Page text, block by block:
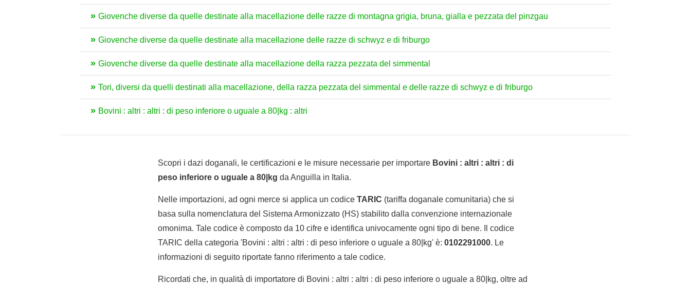
Giovenche diverse da quelle destinate alla macellazione delle razze di montagna grigia, bruna, gialla e pezzata del pinzgau
Giovenche diverse da quelle destinate alla macellazione delle razze di schwyz e di friburgo
Giovenche diverse da quelle destinate alla macellazione della razza pezzata del simmental
Tori, diversi da quelli destinati alla macellazione, della razza pezzata del simmental e delle razze di schwyz e di friburgo
Bovini : altri : altri : di peso inferiore o uguale a 80|kg : altri
Scopri i dazi doganali, le certificazioni e le misure necessarie per importare Bovini : altri : altri : di
peso inferiore o uguale a 80|kg da Anguilla in Italia.
Nelle importazioni, ad ogni merce si applica un codice TARIC (tariffa doganale comunitaria) che si
basa sulla nomenclatura del Sistema Armonizzato (HS) stabilito dalla convenzione internazionale
omonima. Tale codice è composto da 10 cifre e identifica univocamente ogni tipo di bene. Il codice
TARIC della categoria 'Bovini : altri : altri : di peso inferiore o uguale a 80|kg' è: 0102291000. Le
informazioni di seguito riportate fanno riferimento a tale codice.
Ricordati che, in qualità di importatore di Bovini : altri : altri : di peso inferiore o uguale a 80|kg, oltre ad